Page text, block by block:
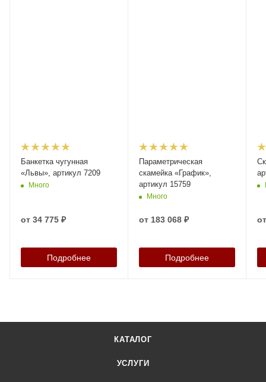
Банкетка чугунная
«Львы», артикул 7209
Много
от 34 775 ₽
Подробнее
Параметрическая
скамейка «График»,
артикул 15759
Много
от 183 068 ₽
Подробнее
КАТАЛОГ
УСЛУГИ